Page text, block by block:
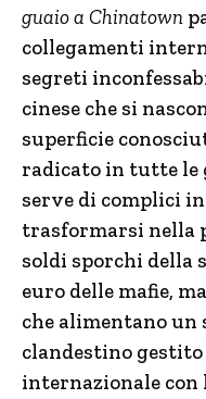
guaio a Chinatown
collegamenti
segreti
cinese che si
superficie
radicato in tutte le
serve di complici
trasformarsi nella
soldi sporchi della
euro delle mafie,
che alimentano
clandestino
internazionale con